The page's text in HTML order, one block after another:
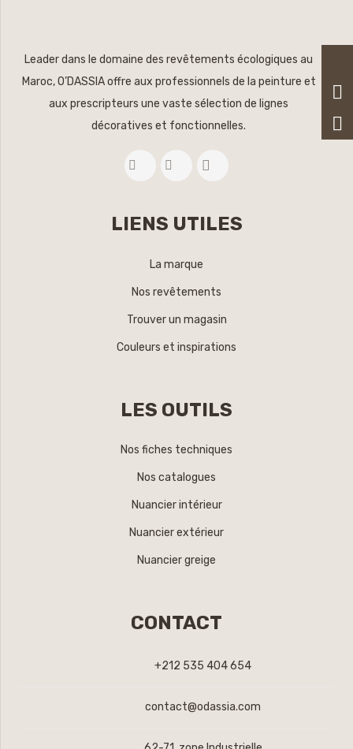
Leader dans le domaine des revêtements écologiques au
Maroc, O’DASSIA offre aux professionnels de la peinture et
aux prescripteurs une vaste sélection de lignes
décoratives et fonctionnelles.
LIENS UTILES
La marque
Nos revêtements
Trouver un magasin
Couleurs et inspirations
LES OUTILS
Nos fiches techniques
Nos catalogues
Nuancier intérieur
Nuancier extérieur
Nuancier greige
CONTACT
+212 535 404 654
contact@odassia.com